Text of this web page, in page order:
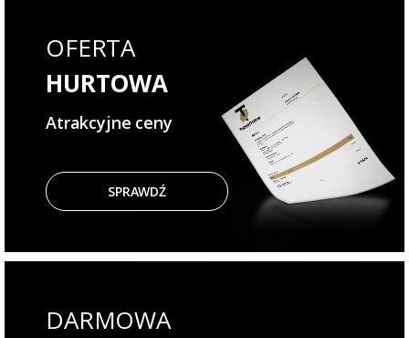
OFERTA
HURTOWA
Atrakcyjne ceny
SPRAWDŹ
DARMOWA